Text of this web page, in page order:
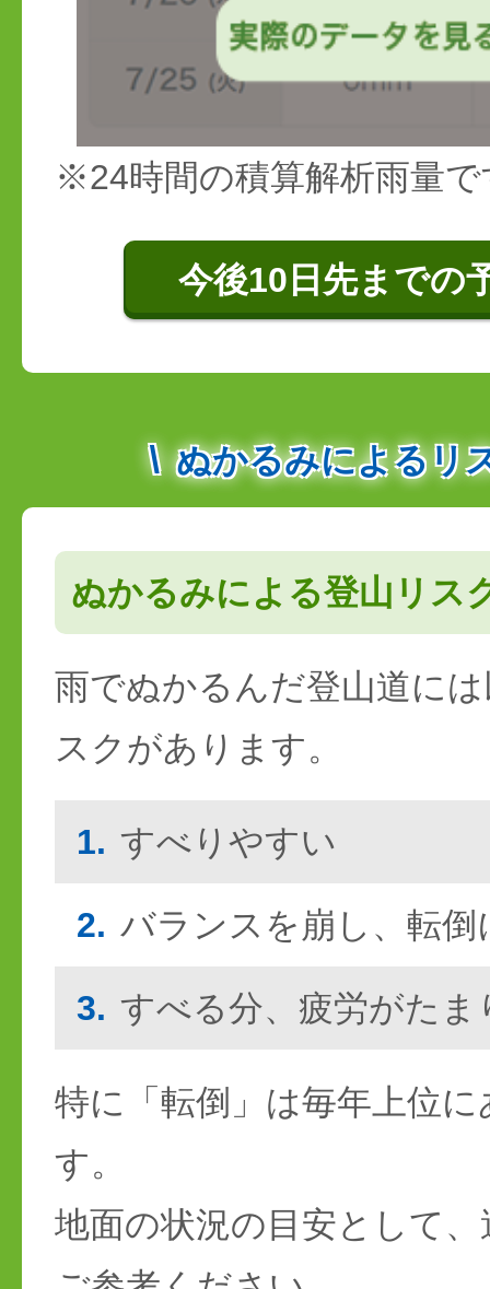
※24時間の積算解析雨量で
今後10日先までの
ぬかるみによるリ
ぬかるみによる登山リス
雨でぬかるんだ登山道に
スクがあります。
1. すべりやすい
2. バランスを崩し、転
3. すべる分、疲労がたま
特に「転倒」は毎年上位
す。
地面の状況の目安として